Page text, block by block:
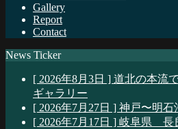
Gallery
Report
Contact
News Ticker
[ 2026年8月3日 ] 道北の本流
ギャラリー
[ 2026年7月27日 ] 神戸〜明石
[ 2026年7月17日 ] 岐阜県 長